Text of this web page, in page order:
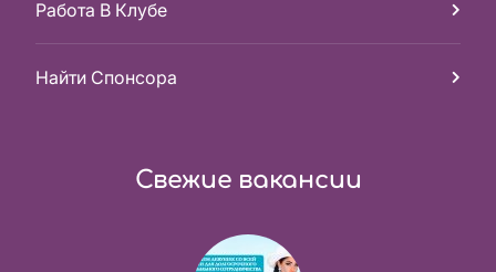
Работа В Клубе
Найти Спонсора
Свежие вакансии